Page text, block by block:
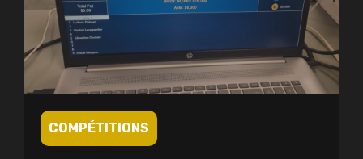
COMPÉTITIONS